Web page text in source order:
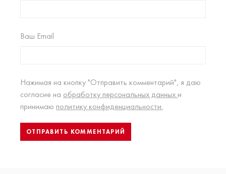
Ваш Email
Нажимая на кнопку "Отправить комментарий", я даю
согласие на обработку персональных данных и
принимаю политику конфиденциальности.